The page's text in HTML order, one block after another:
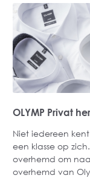
OLYMP Privat
Niet iedereen
een klasse op
overhemd om
overhemd van